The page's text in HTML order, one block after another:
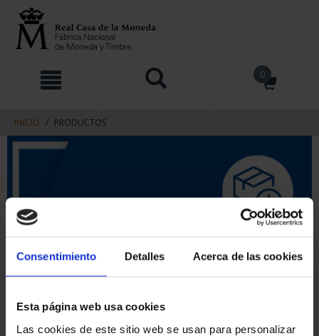
Consentimiento Detalles Acerca de las cookies
Esta página web usa cookies
Las cookies de este sitio web se usan para personalizar
contenido
navegacin
0
INICIO PRODUCTOS